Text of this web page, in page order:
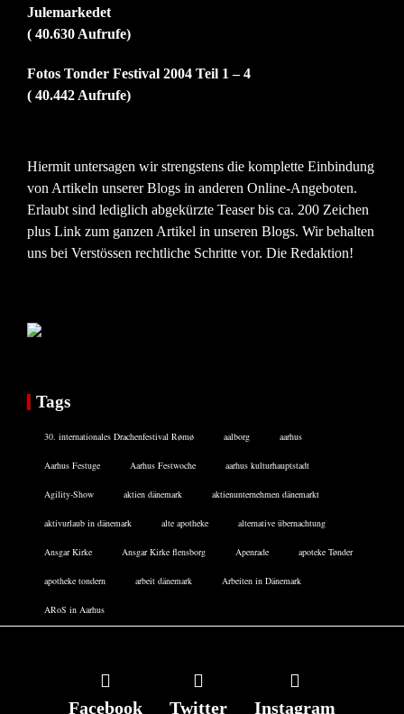
Julemarkedet
( 40.630 Aufrufe)
Fotos Tonder Festival 2004 Teil 1 – 4
( 40.442 Aufrufe)
Hiermit untersagen wir strengstens die komplette Einbindung
von Artikeln unserer Blogs in anderen Online-Angeboten.
Erlaubt sind lediglich abgekürzte Teaser bis ca. 200 Zeichen
plus Link zum ganzen Artikel in unseren Blogs. Wir behalten
uns bei Verstössen rechtliche Schritte vor. Die Redaktion!
Tags
30. internationales Drachenfestival Rømø aalborg aarhus
Aarhus Festuge Aarhus Festwoche aarhus kulturhauptstadt
Agility-Show aktien dänemark aktienunternehmen dänemarkt
aktivurlaub in dänemark alte apotheke alternative übernachtung
Ansgar Kirke Ansgar Kirke flensborg Apenrade apoteke Tønder
apotheke tondern arbeit dänemark Arbeiten in Dänemark
ARoS in Aarhus
Facebook Twitter Instagram